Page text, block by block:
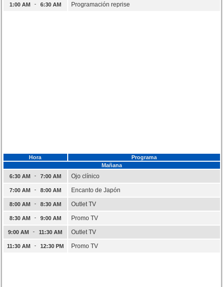
1:00 AM - 6:30 AM Programación reprise
Hora
Programa
Mañana
6:30 AM
- 7:00 AM Ojo clínico
7:00 AM - 8:00 AM Encanto de Japón
8:00 AM - 8:30 AM Outlet TV
8:30 AM - 9:00 AM Promo TV
9:00 AM - 11:30 AM Outlet TV
11:30 AM - 12:30 PM Promo TV